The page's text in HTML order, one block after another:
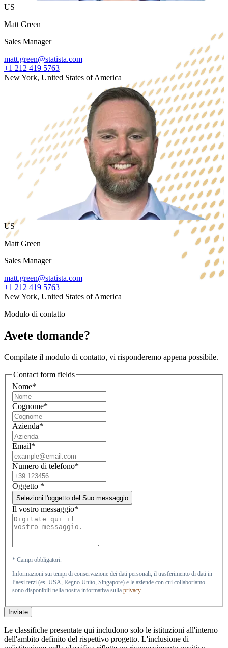
US
Matt Green
Sales Manager
matt.green@statista.com
+1 212 419 5763
New York, United States of America
US
Matt Green
Sales Manager
matt.green@statista.com
+1 212 419 5763
New York, United States of America
Modulo di contatto
Avete domande?
Compilate il modulo di contatto, vi risponderemo appena possibile.
Contact form fields
Nome*
Cognome*
Azienda*
Email*
Numero di telefono*
Oggetto *
Selezioni l'oggetto del Suo messaggio
Il vostro messaggio*
* Campi obbligatori.
Informazioni sui tempi di conservazione dei dati personali, il trasferimento di dati in
Paesi terzi (es. USA, Regno Unito, Singapore) e le aziende con cui collaboriamo
sono disponibili nella nostra informativa sulla privacy.
Inviate
Le classifiche presentate qui includono solo le istituzioni all'interno
dell'ambito definito del rispettivo progetto. L'inclusione di